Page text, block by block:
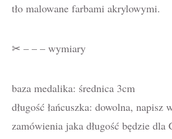
tło malowane farbami akrylowymi.
✂ – – – wymiary
baza medalika: średnica 3cm
długość łańcuszka: dowolna, napisz
zamówienia jaka długość będzie dla